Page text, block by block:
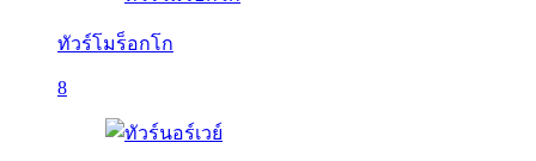
ทัวร์โมร็อกโก
8